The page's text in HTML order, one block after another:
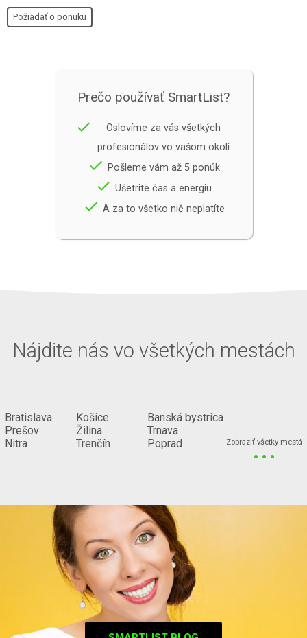
Požiadať o ponuku
Prečo používať SmartList?
done
Oslovíme za vás všetkých
profesionálov vo vašom okolí
done Pošleme vám až 5 ponúk
done Ušetrite čas a energiu
done A za to všetko nič neplatíte
Nájdite nás vo všetkých mestách
Bratislava
Prešov
Nitra
Košice
Žilina
Trenčín
Banská bystrica
Trnava
Poprad
Zobraziť všetky mestá
...